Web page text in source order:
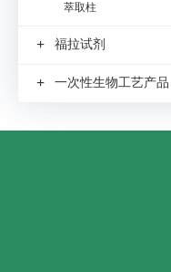
萃取柱
+ 福拉试剂
+ 一次性生物工艺产品